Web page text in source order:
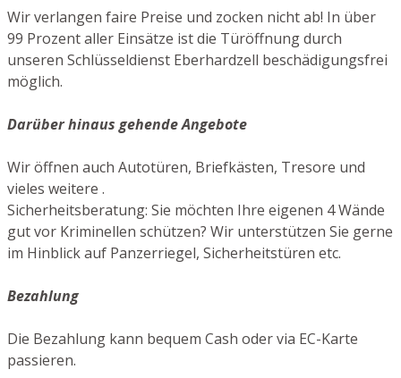
Wir verlangen faire Preise und zocken nicht ab! In über
99 Prozent aller Einsätze ist die Türöffnung durch
unseren Schlüsseldienst Eberhardzell beschädigungsfrei
möglich.
Darüber hinaus gehende Angebote
Wir öffnen auch Autotüren, Briefkästen, Tresore und
vieles weitere .
Sicherheitsberatung: Sie möchten Ihre eigenen 4 Wände
gut vor Kriminellen schützen? Wir unterstützen Sie gerne
im Hinblick auf Panzerriegel, Sicherheitstüren etc.
Bezahlung
Die Bezahlung kann bequem Cash oder via EC-Karte
passieren.